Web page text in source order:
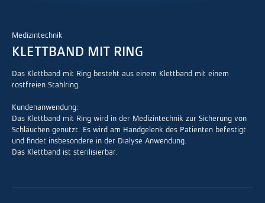
Medizintechnik
KLETTBAND MIT RING
Das Klettband mit Ring besteht aus einem Klettband mit einem
rostfreien Stahlring.
Kundenanwendung:
Das Klettband mit Ring wird in der Medizintechnik zur Sicherung von
Schläuchen genutzt. Es wird am Handgelenk des Patienten befestigt
und findet insbesondere in der Dialyse Anwendung.
Das Klettband ist sterilisierbar.